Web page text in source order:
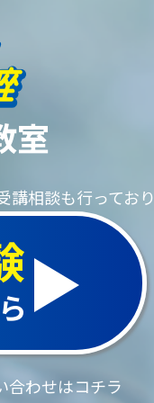
室
講相談も行ってお
合わせはコチラ